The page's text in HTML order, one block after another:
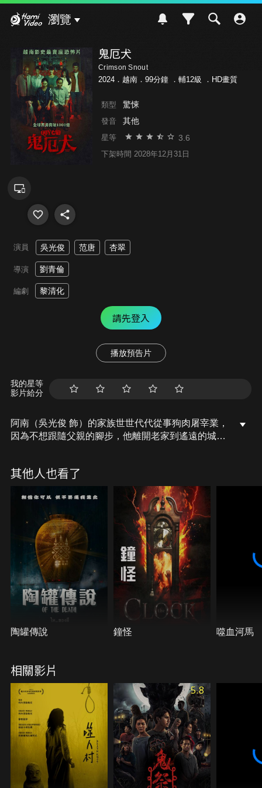
瀏覽
鬼厄犬
Crimson Snout
2024．越南．99分鐘 ． 輔12級 ．HD畫質
類型 驚悚
發音 其他
星等 3.6
下架時間 2028年12月31日
演員 吳光俊 范唐 杏翠
導演 劉青倫
編劇 黎清化
請先登入
播放預告片
我的星等
影片給分
阿南（吳光俊 飾）的家族世世代代從事狗肉屠宰業，
因為不想跟隨父親的腳步，他離開老家到遙遠的城市
開始撞見各種靈異現象，他的家族恐怕沒有想像中的
單純……。
其他人也看了
陶罐傳說 鐘怪 噬血河馬
相關影片
5.8